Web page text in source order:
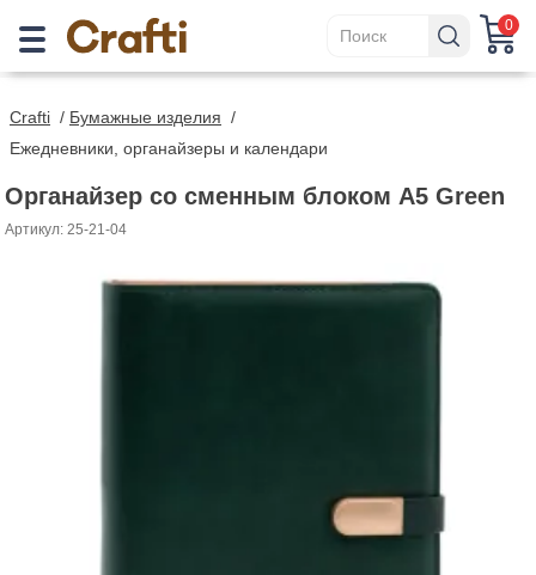
0
Crafti / Бумажные изделия /
Ежедневники, органайзеры и календари
Органайзер со сменным блоком A5 Green
Артикул: 25-21-04